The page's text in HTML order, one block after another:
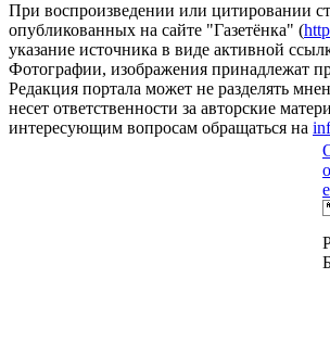
При воспроизведении или цитировании
опубликованных на сайте "Газетёнка" (
указание источника в виде активной
Фотографии, изображения принадлежат
Редакция портала может не разделять
несет ответственности за авторские
интересующим вопросам обращаться на